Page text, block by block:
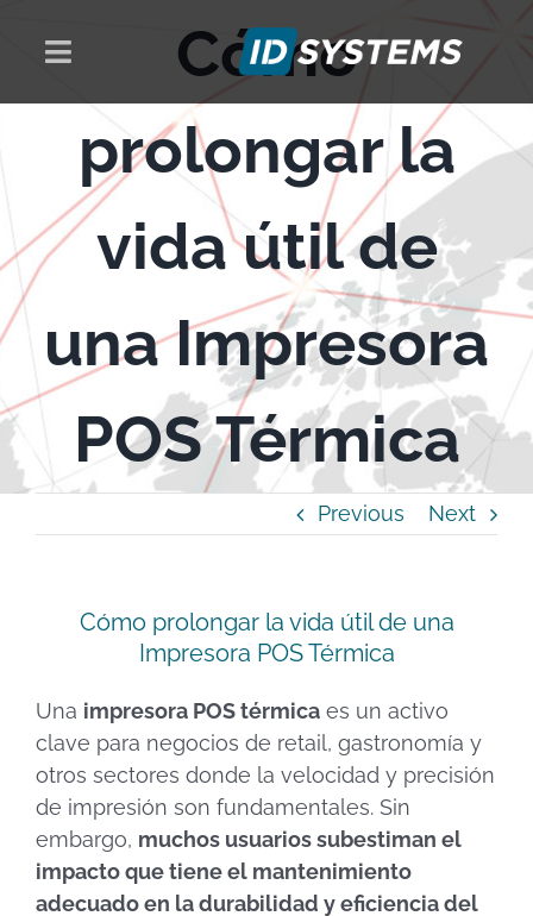
Toggle
Navigation
SOLUCIONES
NOSOTROS
NOTICIAS
CONTACTO
Cómo
prolongar la
vida útil de
una Impresora
POS Térmica
Previous Next
Cómo prolongar la vida útil de una
Impresora POS Térmica
Una impresora POS térmica es un activo
clave para negocios de retail, gastronomía y
otros sectores donde la velocidad y precisión
de impresión son fundamentales. Sin
embargo, muchos usuarios subestiman el
impacto que tiene el mantenimiento
adecuado en la durabilidad y eficiencia del